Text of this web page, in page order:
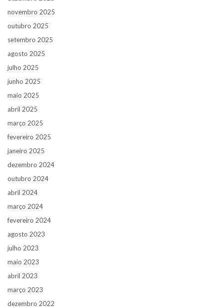
novembro 2025
outubro 2025
setembro 2025
agosto 2025
julho 2025
junho 2025
maio 2025
abril 2025
março 2025
fevereiro 2025
janeiro 2025
dezembro 2024
outubro 2024
abril 2024
março 2024
fevereiro 2024
agosto 2023
julho 2023
maio 2023
abril 2023
março 2023
dezembro 2022